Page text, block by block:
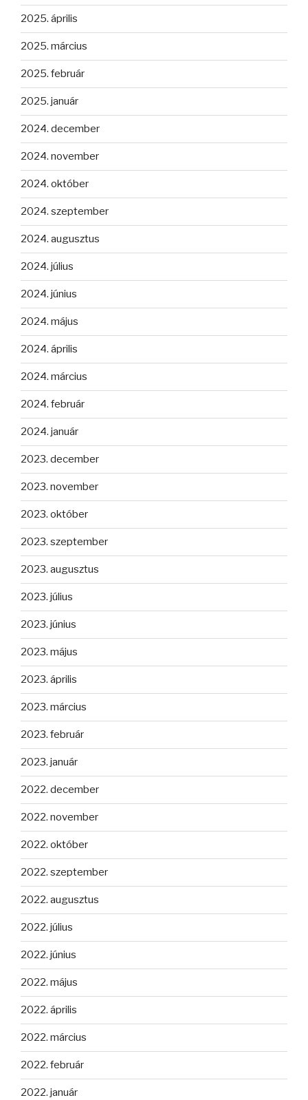
2025. április
2025. március
2025. február
2025. január
2024. december
2024. november
2024. október
2024. szeptember
2024. augusztus
2024. július
2024. június
2024. május
2024. április
2024. március
2024. február
2024. január
2023. december
2023. november
2023. október
2023. szeptember
2023. augusztus
2023. július
2023. június
2023. május
2023. április
2023. március
2023. február
2023. január
2022. december
2022. november
2022. október
2022. szeptember
2022. augusztus
2022. július
2022. június
2022. május
2022. április
2022. március
2022. február
2022. január